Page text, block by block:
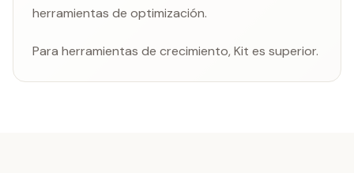
herramientas de optimización.
Para herramientas de crecimiento, Kit es superior.